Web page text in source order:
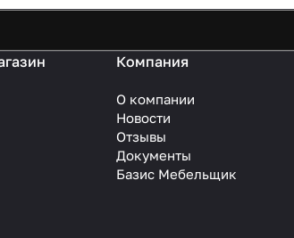
Компания
О компании
Новости
Отзывы
Документы
Базис Мебельщик